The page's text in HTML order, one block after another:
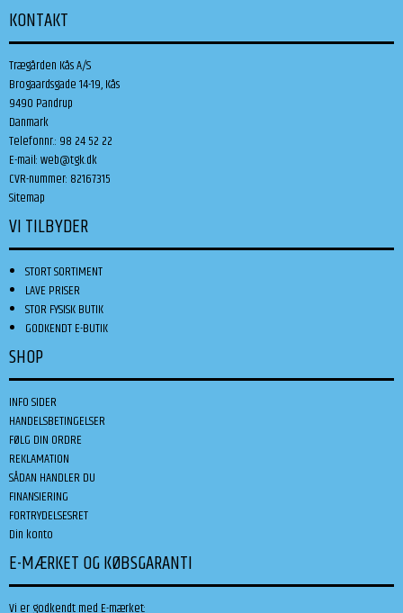
KONTAKT
Trægården Kås A/S
Brogaardsgade 14-19, Kås
9490 Pandrup
Danmark
Telefonnr.: 98 24 52 22
E-mail:web@tgk.dk
CVR-nummer: 82167315
Sitemap
VI TILBYDER
STORT SORTIMENT
LAVE PRISER
STOR FYSISK BUTIK
GODKENDT E-BUTIK
SHOP
INFO SIDER
HANDELSBETINGELSER
FØLG DIN ORDRE
REKLAMATION
SÅDAN HANDLER DU
FINANSIERING
FORTRYDELSESRET
Din konto
E-MÆRKET OG KØBSGARANTI
Vi er godkendt med E-mærket: